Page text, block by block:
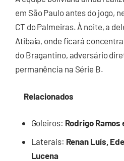
em São Paulo antes do jogo,
CT do Palmeiras. À noite, a
Atibaia, onde ficará
do Bragantino, adversário
permanência na Série B.
Relacionados
Goleiros: Rodrigo Ramos
Laterais: Renan Luís,
Lucena